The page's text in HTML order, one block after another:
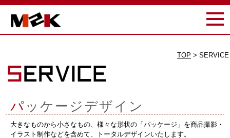
TOP > SERVICE
パ ッケージデザイン
大きなものから小さなもの、様々な形状の「パッケージ」を商品撮影・
イラスト制作などを含めて、トータルデザインいたします。